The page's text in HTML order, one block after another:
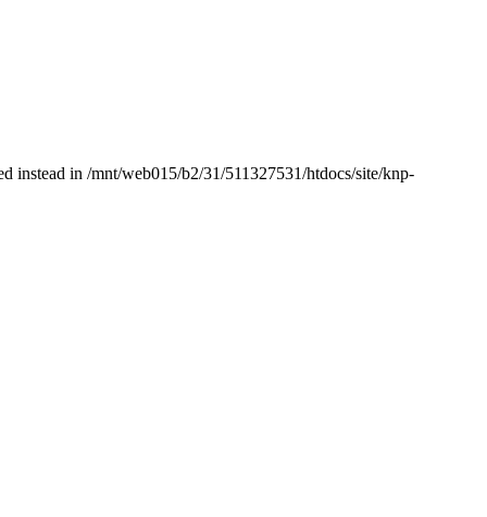
instead in /mnt/web015/b2/31/511327531/htdocs/site/knp-